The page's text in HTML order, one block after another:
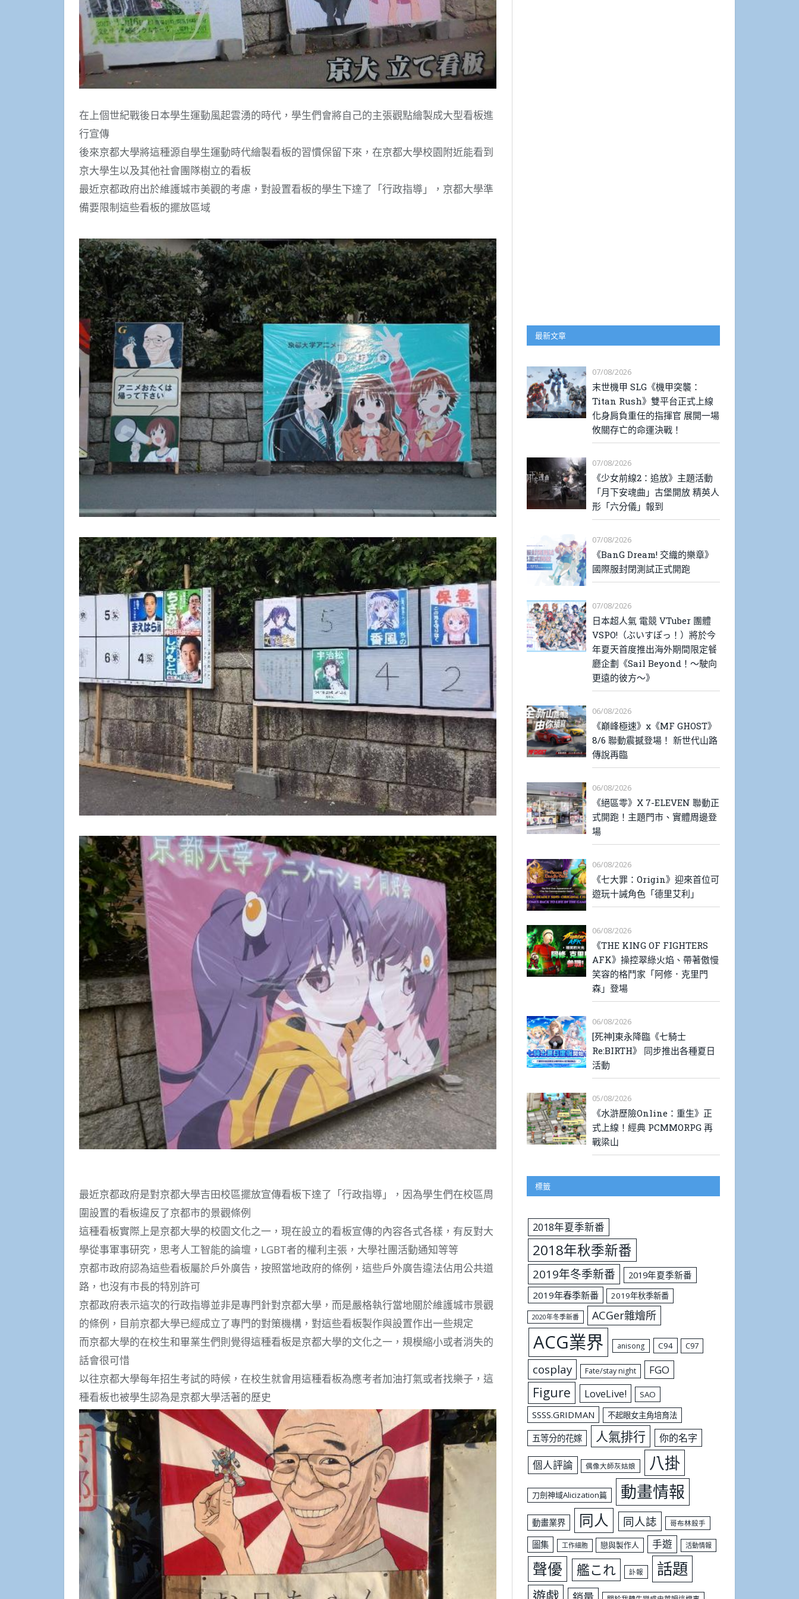
在上個世紀戰後日本學生運動風起雲湧的時代，學生們會將自己的主張觀點繪製成大型看板進
行宣傳
後來京都大學將這種源自學生運動時代繪製看板的習慣保留下來，在京都大學校園附近能看到
京大學生以及其他社會團隊樹立的看板
最近京都政府出於維護城市美觀的考慮，對設置看板的學生下達了「行政指導」，京都大學準
備要限制這些看板的擺放區域
最近京都政府是對京都大學吉田校區擺放宣傳看板下達了「行政指導」，因為學生們在校區周
圍設置的看板違反了京都市的景觀條例
這種看板實際上是京都大學的校園文化之一，現在設立的看板宣傳的內容各式各樣，有反對大
學從事軍事研究，思考人工智能的論壇，LGBT者的權利主張，大學社團活動通知等等
京都市政府認為這些看板屬於戶外廣告，按照當地政府的條例，這些戶外廣告違法佔用公共道
路，也沒有市長的特別許可
京都政府表示這次的行政指導並非是專門針對京都大學，而是嚴格執行當地關於維護城市景觀
的條例，目前京都大學已經成立了專門的對策機構，對這些看板製作與設置作出一些規定
而京都大學的在校生和畢業生們則覺得這種看板是京都大學的文化之一，規模縮小或者消失的
話會很可惜
以往京都大學每年招生考試的時候，在校生就會用這種看板為應考者加油打氣或者找樂子，這
種看板也被學生認為是京都大學活著的歷史
最新文章
07/08/2026
末世機甲 SLG《機甲突襲：
Titan Rush》雙平台正式上線
化身肩負重任的指揮官 展開一場
攸關存亡的命運決戰！
07/08/2026
《少女前線2：追放》主題活動
「月下安魂曲」古堡開放 精英人
形「六分儀」報到
07/08/2026
《BanG Dream! 交織的樂章》
國際服封閉測試正式開跑
07/08/2026
日本超人氣 電競 VTuber 團體
VSPO!（ぶいすぽっ！）將於今
年夏天首度推出海外期間限定餐
廳企劃《Sail Beyond！～駛向
更遠的彼方～》
06/08/2026
《巔峰極速》x《MF GHOST》
8/6 聯動震撼登場！ 新世代山路
傳說再臨
06/08/2026
《絕區零》X 7-ELEVEN 聯動正
式開跑！主題門市、實體周邊登
場
06/08/2026
《七大罪：Origin》迎來首位可
遊玩十誡角色「德里艾利」
06/08/2026
《THE KING OF FIGHTERS
AFK》操控翠綠火焰、帶著傲慢
笑容的格鬥家「阿修．克里門
森」登場
06/08/2026
[死神]東永降臨《七騎士
Re:BIRTH》 同步推出各種夏日
活動
05/08/2026
《水滸歷險Online：重生》正
式上線！經典 PCMMORPG 再
戰梁山
標籤
2018年夏季新番
2018年秋季新番
2019年冬季新番
2019年夏季新番
2019年春季新番
2019年秋季新番
2020年冬季新番 ACGer雜燴所
ACG業界 anisong C94 C97
cosplay Fate/stay night FGO
Figure LoveLive! SAO
SSSS.GRIDMAN 不起眼女主角培育法
五等分的花嫁 人氣排行 你的名字
個人評論 偶像大師灰姑娘 八掛
刀劍神域Alicization篇 動畫情報
動畫業界 同人 同人誌 哥布林殺手
圖集 工作細胞 戀與製作人 手遊 活動情報
聲優 艦これ 訃報 話題